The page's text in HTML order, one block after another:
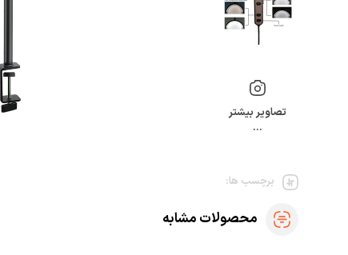
تصاویر بیشتر
…
برچسب ها:
محصولات مشابه